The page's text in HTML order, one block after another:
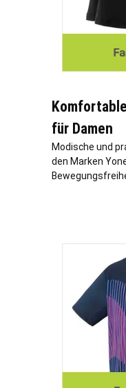
für Damen
Modische und
den Marken